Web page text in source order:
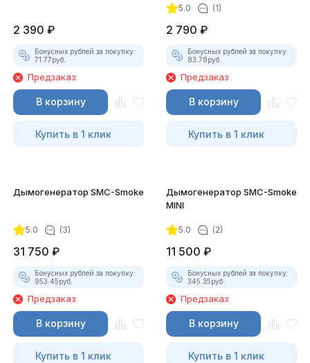
2 390 ₽
Бонусных рублей за покупку:
71.77руб.
Предзаказ
В корзину
Купить в 1 клик
5.0 (1)
2 790 ₽
Бонусных рублей за покупку:
83.78руб.
Предзаказ
В корзину
Купить в 1 клик
Дымогенератор SMC-Smoke
5.0 (3)
31 750 ₽
Бонусных рублей за покупку:
953.45руб.
Предзаказ
В корзину
Купить в 1 клик
Дымогенератор SMC-Smoke
MINI
5.0 (2)
11 500 ₽
Бонусных рублей за покупку:
345.35руб.
Предзаказ
В корзину
Купить в 1 клик